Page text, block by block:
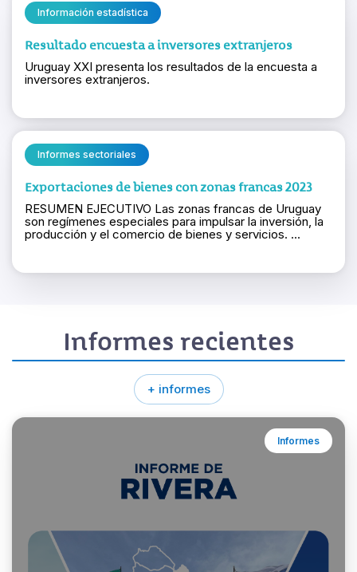
Información estadística
Resultado encuesta a inversores extranjeros
Uruguay XXI presenta los resultados de la encuesta a
inversores extranjeros.
Informes sectoriales
Exportaciones de bienes con zonas francas 2023
RESUMEN EJECUTIVO Las zonas francas de Uruguay
son regímenes especiales para impulsar la inversión, la
producción y el comercio de bienes y servicios. ...
Informes recientes
+ informes
Informes